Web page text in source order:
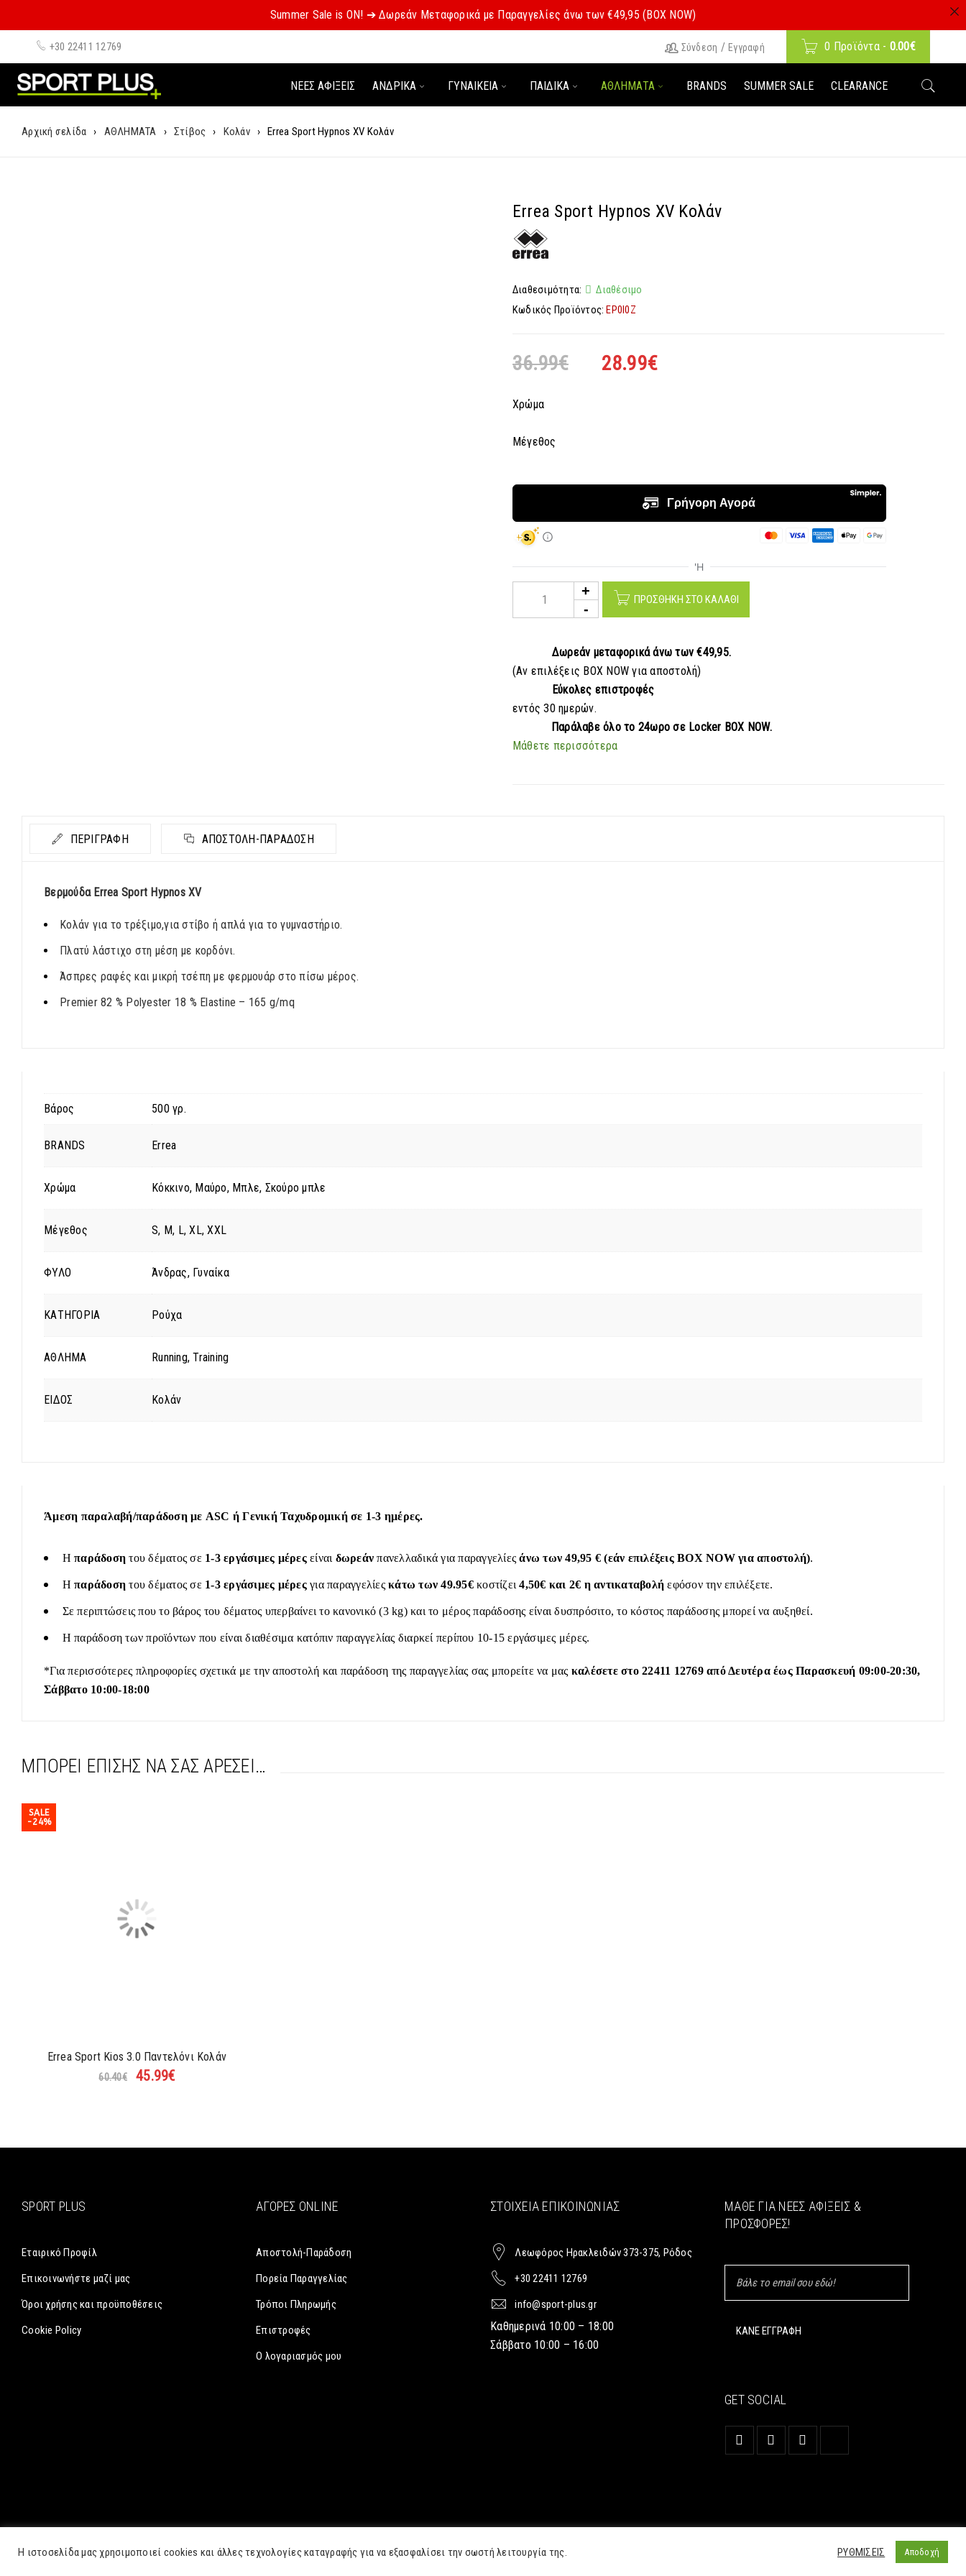
Summer Sale is ON! ➔ Δωρεάν Μεταφορικά με Παραγγελίες άνω των €49,95 (BOX NOW)
+30 22411 12769 0 Προϊόντα - 0.00€
Σύνδεση / Εγγραφή
ΝΈΕΣ ΑΦΊΞΕΙΣ ΑΝΔΡΙΚΑ ΓΥΝΑΙΚΕΙΑ ΠΑΙΔΙΚΑ ΑΘΛΗΜΑΤΑ BRANDS SUMMER SALE CLEARANCE
Αρχική σελίδα › ΑΘΛΗΜΑΤΑ › Στίβος › Κολάν › Errea Sport Hypnos XV Κολάν
Errea Sport Hypnos XV Κολάν
Διαθεσιμότητα:
Διαθέσιμο
Κωδικός Προϊόντος: EP0I0Z
36.99€ 28.99€
Χρώμα
Μέγεθος
ΠΡΟΣΘΉΚΗ ΣΤΟ ΚΑΛΆΘΙ
Δωρεάν μεταφορικάάνω των €49,95.
(Αν επιλέξεις BOX NOW για αποστολή)
Εύκολες επιστροφές
εντός 30 ημερών.
Παράλαβεόλο το 24ωρο σε Locker BOX NOW.
Μάθετε περισσότερα
ΠΕΡΙΓΡΑΦΗ ΑΠΟΣΤΟΛΉ-ΠΑΡΆΔΟΣΗ
Βερμούδα Errea Sport Hypnos XV
Κολάν για το τρέξιμο,για στίβο ή απλά για το γυμναστήριο.
Πλατύ λάστιχο στη μέση με κορδόνι.
Άσπρες ραφές και μικρή τσέπη με φερμουάρ στο πίσω μέρος.
Premier 82 % Polyester 18 % Elastine – 165 g/mq
Βάρος 500 γρ.
BRANDS Errea
Χρώμα Κόκκινο, Μαύρο, Μπλε, Σκούρο μπλε
Μέγεθος S, M, L, XL, XXL
ΦΥΛΟ Άνδρας, Γυναίκα
ΚΑΤΗΓΟΡΙΑ Ρούχα
ΑΘΛΗΜΑ Running, Training
ΕΙΔΟΣ Κολάν
Άμεση παραλαβή/παράδοση με ASC ή Γενική Ταχυδρομική σε 1-3 ημέρες.
Ηπαράδοση του δέματος σε 1-3 εργάσιμες μέρεςείναι δωρεάν πανελλαδικά για παραγγελίεςάνω των 49,95 € (εάν επιλέξεις BOX NOW για αποστολή).
Ηπαράδοση του δέματος σε 1-3 εργάσιμες μέρεςγια παραγγελίεςκάτω των 49.95€κοστίζει4,50€ και 2€ η αντικαταβολή εφόσον την επιλέξετε.
Σε περιπτώσεις που το βάρος του δέματος υπερβαίνει το κανονικό (3 kg) και το μέρος παράδοσης είναι δυσπρόσιτο, το κόστος παράδοσης μπορεί να αυξηθεί.
Η παράδοση των προϊόντων που είναι διαθέσιμα κατόπιν παραγγελίας διαρκεί περίπου 10-15 εργάσιμες μέρες.
*Για περισσότερες πληροφορίες σχετικά με την αποστολή και παράδοση της παραγγελίας σας μπορείτε να μας καλέσετε στο 22411 12769 από Δευτέρα έως Παρασκευή 09:00-20:30,
Σάββατο 10:00-18:00
ΜΠΟΡΕΊ ΕΠΊΣΗΣ ΝΑ ΣΑΣ ΑΡΈΣΕΙ…
SALE
-24%
Errea Sport Kios 3.0 Παντελόνι Κολάν
60.40€ 45.99€
SPORT PLUS
Εταιρικό Προφίλ
Επικοινωνήστε μαζί μας
Όροι χρήσης και προϋποθέσεις
Cookie Policy
ΑΓΟΡΈΣ ONLINE
Αποστολή-Παράδοση
Πορεία Παραγγελίας
Τρόποι Πληρωμής
Επιστροφές
Ο λογαριασμός μου
ΣΤΟΙΧΕΊΑ ΕΠΙΚΟΙΝΩΝΊΑΣ
Λεωφόρος Ηρακλειδών 373-375, Ρόδος
+30 22411 12769
info@sport-plus.gr
Καθημερινά 10:00 – 18:00
Σάββατο 10:00 – 16:00
ΜΆΘΕ ΓΙΑ ΝΈΕΣ ΑΦΊΞΕΙΣ &
ΠΡΟΣΦΟΡΈΣ!
GET SOCIAL
©2026. All Rights Reserved. Development byThree Sixty Marketing.
Η ιστοσελίδα μας χρησιμοποιεί cookies και άλλες τεχνολογίες καταγραφής για να εξασφαλίσει την σωστή λειτουργία της. ΡΥΘΜΙΣΕΙΣ Αποδοχή